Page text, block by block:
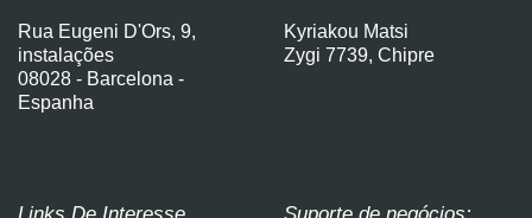
Rua Eugeni D'Ors, 9,
instalações
08028 - Barcelona -
Espanha
Kyriakou Matsi
Zygi 7739, Chipre
Links De Interesse Suporte de negócios: